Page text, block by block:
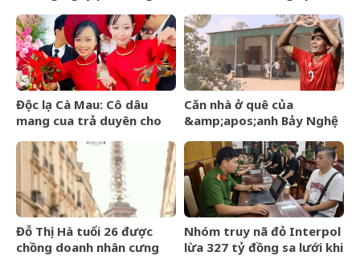
HIẾM CÓ, tiền bạc tự động
kéo về
Độc lạ Cà Mau: Cô dâu
mang cua trả duyên cho
Căn nhà ở quê của
&amp;apos;anh Bảy Nghệ
đình đám MXH
Đỗ Thị Hà tuổi 26 được
chồng doanh nhân cưng
Nhóm truy nã đỏ Interpol
lừa 327 tỷ đồng sa lưới khi